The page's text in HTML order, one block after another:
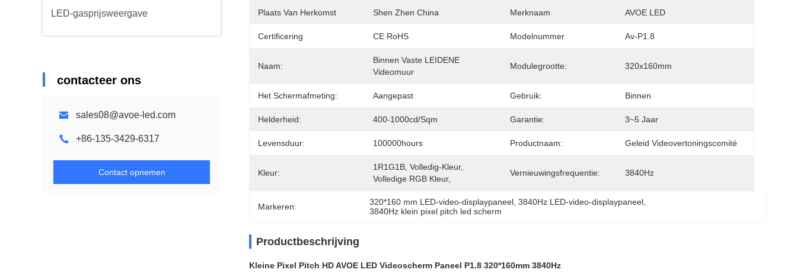
LED-gasprijsweergave
contacteer ons
sales08@avoe-led.com
+86-135-3429-6317
Contact opnemen
Plaats Van Herkomst Shen Zhen China Merknaam AVOE LED
Certificering CE RoHS Modelnummer Av-P1.8
Naam:
Binnen Vaste LEIDENE
Videomuur
Modulegrootte: 320x160mm
Het Schermafmeting: Aangepast Gebruik: Binnen
Helderheid: 400-1000cd/sqm Garantie: 3~5 Jaar
Levensduur: 100000hours Productnaam: Geleid Videovertoningscomité
Kleur:
1R1G1B, Volledig-Kleur,
Volledige RGB Kleur,
Vernieuwingsfrequentie: 3840Hz
Markeren: 320*160 mm LED-video-displaypaneel , 3840Hz LED-video-displaypaneel
3840Hz klein pixel pitch led scherm
Productbeschrijving
Kleine Pixel Pitch HD AVOE LED Videoscherm Paneel P1.8 320*160mm 3840Hz